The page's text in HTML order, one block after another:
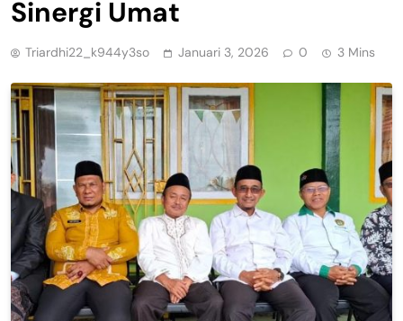
Sinergi Umat
Triardhi22_k944y3so Januari 3, 2026 0 3 Mins